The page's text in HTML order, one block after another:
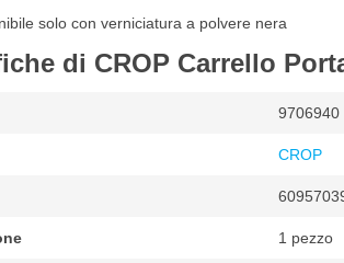
solo con verniciatura a polvere nera
di CROP Carrello
9706940
CROP
1 pezzo